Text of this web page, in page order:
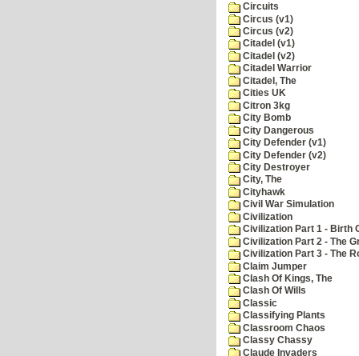
Circuits
Circus (v1)
Circus (v2)
Citadel (v1)
Citadel (v2)
Citadel Warrior
Citadel, The
Cities UK
Citron 3kg
City Bomb
City Dangerous
City Defender (v1)
City Defender (v2)
City Destroyer
City, The
Cityhawk
Civil War Simulation
Civilization
Civilization Part 1 - Birth
Civilization Part 2 - The
Civilization Part 3 - The
Claim Jumper
Clash Of Kings, The
Clash Of Wills
Classic
Classifying Plants
Classroom Chaos
Classy Chassy
Claude Invaders